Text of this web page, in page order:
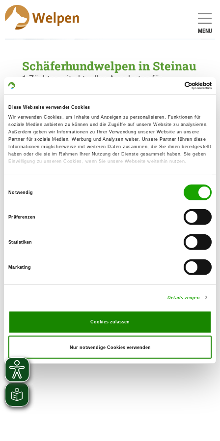
Diese Webseite verwendet Cookies
Wir verwenden Cookies, um Inhalte und Anzeigen zu personalisieren, Funktionen für
soziale Medien anbieten zu können und die Zugriffe auf unsere Website zu analysieren.
Außerdem geben wir Informationen zu Ihrer Verwendung unserer Website an unsere
Partner für soziale Medien, Werbung und Analysen weiter. Unsere Partner führen diese
Informationen möglicherweise mit weiteren Daten zusammen, die Sie ihnen bereitgestellt
haben oder die sie im Rahmen Ihrer Nutzung der Dienste gesammelt haben. Sie geben
Einwilligung zu unseren Cookies, wenn Sie unsere Webseite weiterhin nutzen.
Notwendig
Präferenzen
Statistiken
Marketing
Details zeigen
Cookies zulassen
Nur notwendige Cookies verwenden
MENU
Schäferhundwelpen in Steinau
1 Züchter mit aktuellen Angeboten für
Zuchtstätte: von der Siegermacht
Details
Brunnenweg 1
36396 Steinau
Welpen zur Verfügung